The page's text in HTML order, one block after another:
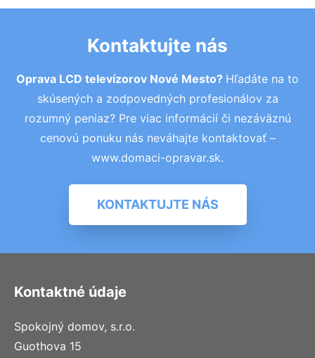
Kontaktujte nás
Oprava LCD televízorov Nové Mesto? Hľadáte na to
skúsených a zodpovedných profesionálov za
rozumný peniaz? Pre viac informácií či nezáväznú
cenovú ponuku nás neváhajte kontaktovať –
www.domaci-opravar.sk.
KONTAKTUJTE NÁS
Kontaktné údaje
Spokojný domov, s.r.o.
Guothova 15